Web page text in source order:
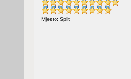
Mjesto: Split